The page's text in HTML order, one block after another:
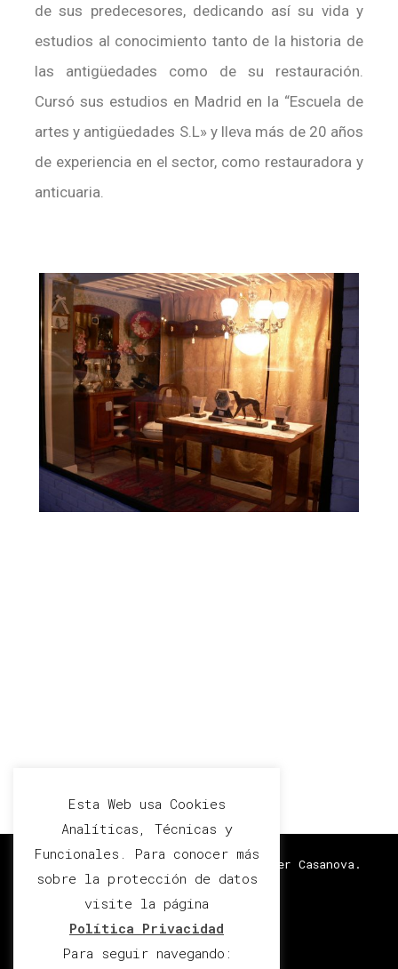
de sus predecesores, dedicando así su vida y
estudios al conocimiento tanto de la historia de
las antigüedades como de su restauración.
Cursó sus estudios en Madrid en la “Escuela de
artes y antigüedades S.L» y lleva más de 20 años
de experiencia en el sector, como restauradora y
anticuaria.
Diseño y Desarrollo por María Oliver Casanova.
Hello Fashion | Desarrollado por
.Funciona conWordPress
privacidad
Esta Web usa Cookies
Analíticas, Técnicas y
Funcionales. Para conocer más
sobre la protección de datos
visite la página
Política Privacidad
Para seguir navegando: